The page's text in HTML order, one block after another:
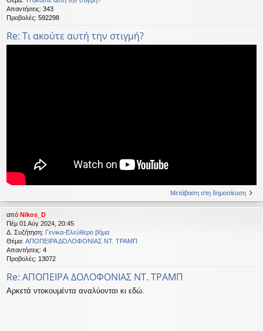
Απαντήσεις: 343
Προβολές: 592298
Re: Τι ακούτε αυτή την στιγμή?
Μετάβαση στη δημοσίευση
από Nikos_D
Πέμ 01 Αύγ 2024, 20:45
Δ. Συζήτηση: Γενικα-Ελεύθερο βήμα
Θέμα: ΑΠΟΠΕΙΡΑ ΔΟΛΟΦΟΝΙΑΣ ΝΤ. ΤΡΑΜΠ
Απαντήσεις: 4
Προβολές: 13072
Re: ΑΠΟΠΕΙΡΑ ΔΟΛΟΦΟΝΙΑΣ ΝΤ. ΤΡΑΜΠ
Αρκετά ντοκουμέντα αναλύονται κι εδώ.